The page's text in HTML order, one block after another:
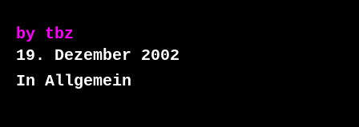
by tbz
19. Dezember 2002
In Allgemein